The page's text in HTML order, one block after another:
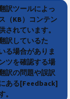
訳ツールによっ
（KB）コンテン
されています。
訳しているた
る場合がありま
ツを確認する場
訳の問題や誤訳
ある[Feedback]